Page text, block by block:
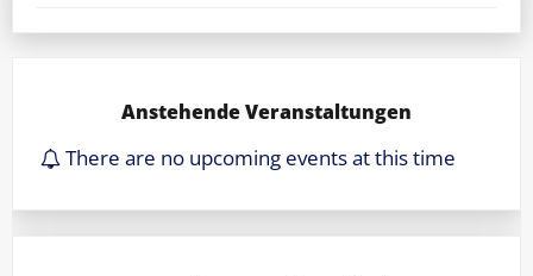
Anstehende Veranstaltungen
There are no upcoming events at this time